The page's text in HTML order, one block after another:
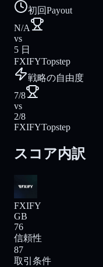
初回Payout
N/A
vs
5 日
FXIFYTopstep
戦略の自由度
7/8
vs
2/8
FXIFYTopstep
スコア内訳
FXIFY
GB
76
信頼性
87
取引条件